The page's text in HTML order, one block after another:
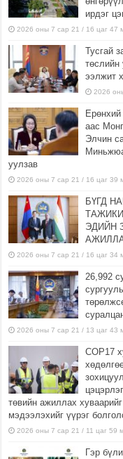
ирдэг
2026 оны 7 сар 21 / 16 цаг 47
Тусгай
ээлжит
2026
аас
Элчин
уулзав
2026 оны 7 сар 21 / 16 цаг 39
БҮГД
ЭДИЙН
2026 оны 7 сар 21 / 16 цаг 34
26,992
2026 оны 7 сар 21 / 13 цаг 43
COP17
төвийн ажиллах
мэдээлэхийг үүрэг
2026 оны 7 сар 21 / 11 цаг 59
Гэр